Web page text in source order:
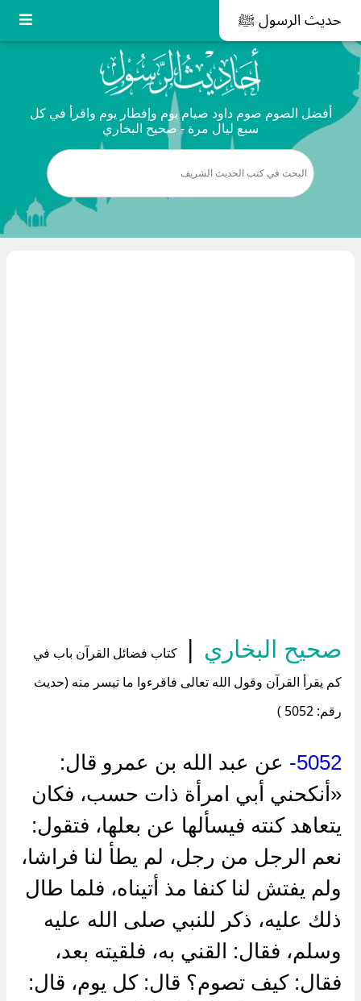
حديث الرسول ﷺ
أفضل الصوم صوم داود صيام يوم وإفطار يوم واقرأ في كل
سبع ليال مرة - صحيح البخاري
صحيح البخاري |
كتاب فضائل القرآن باب في
كم يقرأ القرآن وقول الله تعالى فاقرءوا ما تيسر منه (حديث
رقم: 5052 )
5052-
عن ‌عبد الله بن عمرو قال:
«أنكحني أبي امرأة ذات حسب، فكان
يتعاهد كنته فيسألها عن بعلها، فتقول:
نعم الرجل من رجل، لم يطأ لنا فراشا،
ولم يفتش لنا كنفا مذ أتيناه، فلما طال
ذلك عليه، ذكر للنبي صلى الله عليه
وسلم، فقال: القني به، فلقيته بعد،
فقال: كيف تصوم؟ قال: كل يوم، قال: